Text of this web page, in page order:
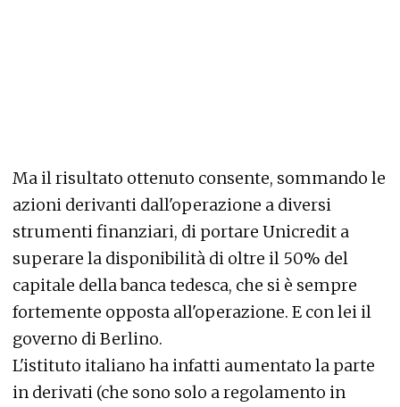
Ma il risultato ottenuto consente, sommando le
azioni derivanti dall'operazione a diversi
strumenti finanziari, di portare Unicredit a
superare la disponibilità di oltre il 50% del
capitale della banca tedesca, che si è sempre
fortemente opposta all'operazione. E con lei il
governo di Berlino.
L'istituto italiano ha infatti aumentato la parte
in derivati (che sono solo a regolamento in